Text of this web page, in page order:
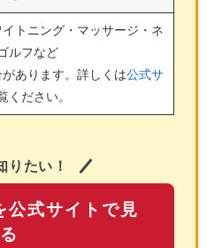
トニング・マッサージ・ネ
ルフなど
あります。詳しくは公式サ
ください。
りたい！
公式サイトで見
る